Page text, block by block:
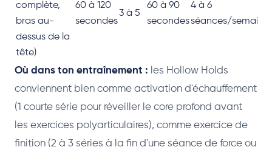
complète,
bras au-
dessus de la
tête)
60 à 120
secondes
3 à 5
60 à 90
secondes
4 à 6
séances/semaine
Où dans ton entraînement : les Hollow Holds
conviennent bien comme activation d'échauffement
(1 courte série pour réveiller le core profond avant
les exercices polyarticulaires), comme exercice de
finition (2 à 3 séries à la fin d'une séance de force ou